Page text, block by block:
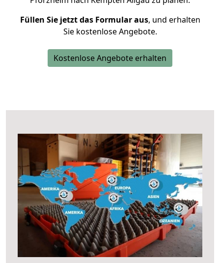
Füllen Sie jetzt das Formular aus, und erhalten
Sie kostenlose Angebote.
Kostenlose Angebote erhalten